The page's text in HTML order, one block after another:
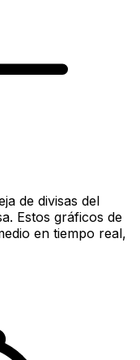
de divisas del
Estos gráficos de
en tiempo real,